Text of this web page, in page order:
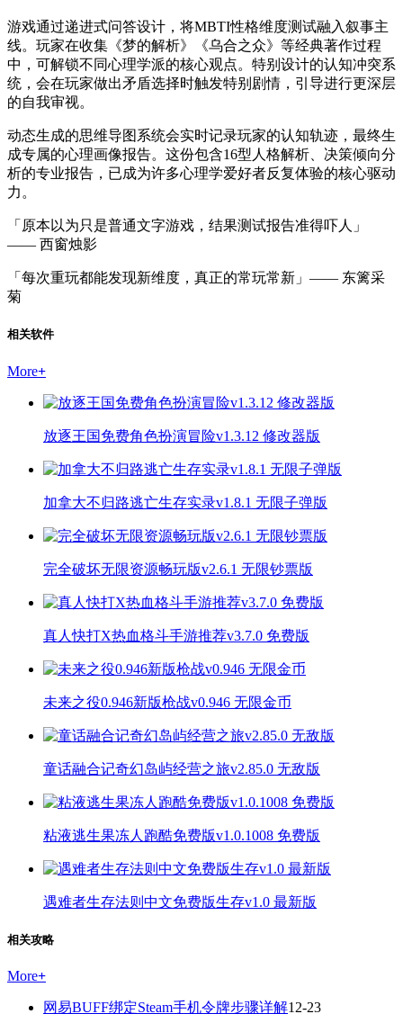
游戏通过递进式问答设计，将MBTI性格维度测试融入叙事主
线。玩家在收集《梦的解析》《乌合之众》等经典著作过程
中，可解锁不同心理学派的核心观点。特别设计的认知冲突系
统，会在玩家做出矛盾选择时触发特别剧情，引导进行更深层
的自我审视。
动态生成的思维导图系统会实时记录玩家的认知轨迹，最终生
成专属的心理画像报告。这份包含16型人格解析、决策倾向分
析的专业报告，已成为许多心理学爱好者反复体验的核心驱动
力。
「原本以为只是普通文字游戏，结果测试报告准得吓人」
—— 西窗烛影
「每次重玩都能发现新维度，真正的常玩常新」—— 东篱采
菊
相关软件
More+
放逐王国免费角色扮演冒险v1.3.12 修改器版
加拿大不归路逃亡生存实录v1.8.1 无限子弹版
完全破坏无限资源畅玩版v2.6.1 无限钞票版
真人快打X热血格斗手游推荐v3.7.0 免费版
未来之役0.946新版枪战v0.946 无限金币
童话融合记奇幻岛屿经营之旅v2.85.0 无敌版
粘液逃生果冻人跑酷免费版v1.0.1008 免费版
遇难者生存法则中文免费版生存v1.0 最新版
相关攻略
More+
网易BUFF绑定Steam手机令牌步骤详解12-23